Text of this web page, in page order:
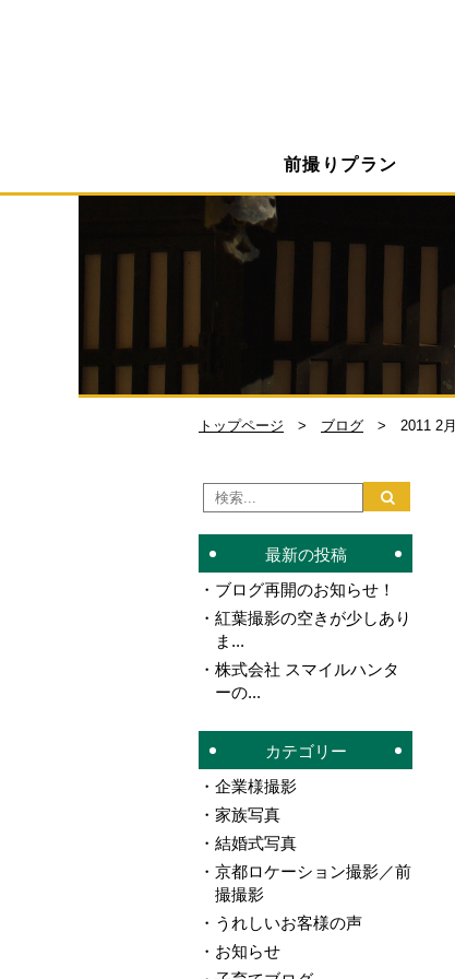
前撮りプラン
トップページ ブログ 2011 2月
最新の投稿
ブログ再開のお知らせ！
紅葉撮影の空きが少しあり
ま...
株式会社 スマイルハンタ
ーの...
カテゴリー
企業様撮影
家族写真
結婚式写真
京都ロケーション撮影／前
撮撮影
うれしいお客様の声
お知らせ